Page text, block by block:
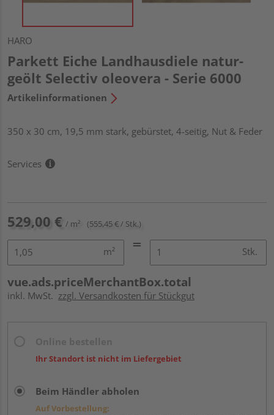
HARO
Parkett Eiche Landhausdiele natur-
geölt Selectiv oleovera - Serie 6000
Artikelinformationen
350 x 30 cm, 19,5 mm stark, gebürstet, 4-seitig, Nut & Feder
Services
529,00 € / m² (555,45 € / Stk.)
m² Stk.
vue.ads.priceMerchantBox.total
inkl. MwSt. zzgl. Versandkosten für Stückgut
Ihr Standort ist nicht im Liefergebiet
Beim Händler abholen
Auf Vorbestellung: